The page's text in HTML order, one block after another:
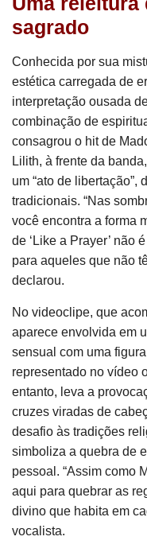
sagrado
Conhecida por sua
estética carregada de
interpretação ousada
combinação de
consagrou o hit de
Lilith, à frente da
um “ato de
tradicionais. “Nas
você encontra a forma
de ‘Like a Prayer’ não
para aqueles que não
declarou.
No videoclipe, que
aparece envolvida em
sensual com uma
representado no vídeo
entanto, leva a
cruzes viradas de
desafio às tradições
simboliza a quebra de
pessoal. “Assim como
aqui para quebrar as
divino que habita em
vocalista.